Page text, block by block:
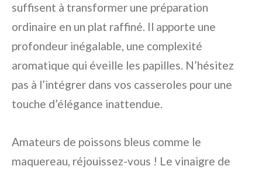
suffisent à transformer une préparation
ordinaire en un plat raffiné. Il apporte une
profondeur inégalable, une complexité
aromatique qui éveille les papilles. N’hésitez
pas à l’intégrer dans vos casseroles pour une
touche d’élégance inattendue.
Amateurs de poissons bleus comme le
maquereau, réjouissez-vous ! Le vinaigre de